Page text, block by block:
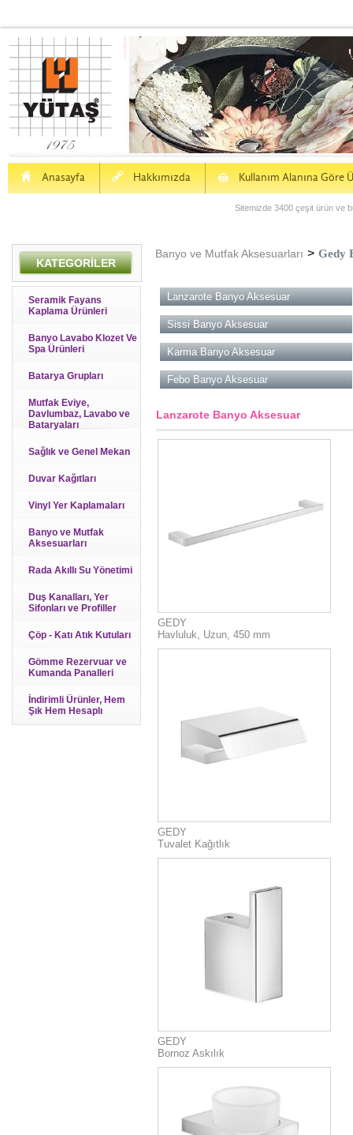
Anasayfa
H Hakkımızda
a Kullanım Alanına Göre
S
Sitemizde 3400 çeşit ürün ve
KATEGORİLER
Seramik Fayans
Kaplama Ürünleri
Banyo Lavabo Klozet Ve
Spa Ürünleri
Batarya Grupları
Mutfak Eviye,
Davlumbaz, Lavabo ve
Bataryaları
Sağlık ve Genel Mekan
Duvar Kağıtları
Vinyl Yer Kaplamaları
Banyo ve Mutfak
Aksesuarları
Rada Akıllı Su Yönetimi
Duş Kanalları, Yer
Sifonları ve Profiller
Çöp - Katı Atık Kutuları
Gömme Rezervuar ve
Kumanda Panalleri
İndirimli Ürünler, Hem
Şık Hem Hesaplı
Banyo ve Mutfak Aksesuarları > Gedy
Lanzarote Banyo Aksesuar
Sissi Banyo Aksesuar
Karma Banyo Aksesuar
Febo Banyo Aksesuar
Lanzarote Banyo Aksesuar
GEDY
Havluluk, Uzun, 450 mm
GEDY
Tuvalet Kağıtlık
GEDY
Bornoz Askılık